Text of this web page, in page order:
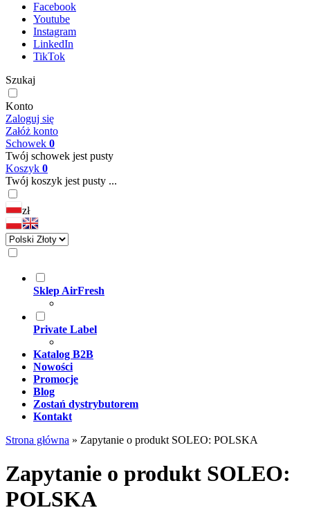
Facebook
Youtube
Instagram
LinkedIn
TikTok
Szukaj
Konto
Zaloguj się
Załóż konto
Schowek 0
Twój schowek jest pusty
Koszyk 0
Twój koszyk jest pusty ...
zł
Sklep AirFresh
Private Label
Katalog B2B
Nowości
Promocje
Blog
Zostań dystrybutorem
Kontakt
Strona główna » Zapytanie o produkt SOLEO: POLSKA
Zapytanie o produkt SOLEO:
POLSKA